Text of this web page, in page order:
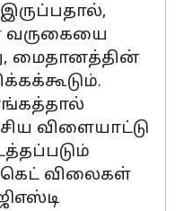
வருகையை
மைதானத்தின்
விளையாட்டு
விலைகள்